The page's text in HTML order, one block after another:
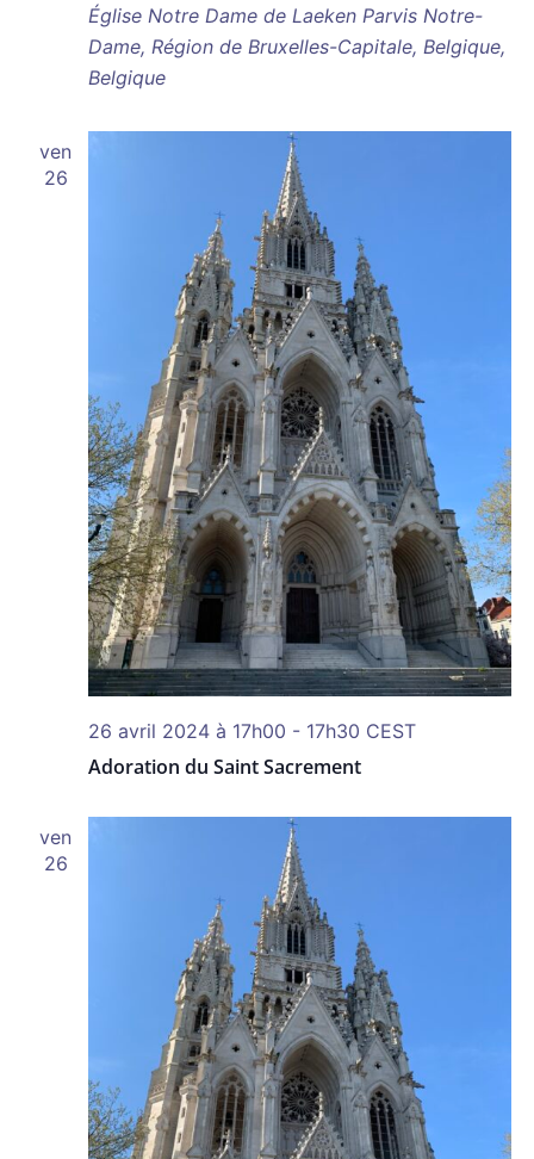
Église Notre Dame de Laeken Parvis Notre-
Dame, Région de Bruxelles-Capitale, Belgique,
Belgique
ven
26
Adoration du Saint Sacrement
26 avril 2024 à 17h00 - 17h30 CEST
ven
26